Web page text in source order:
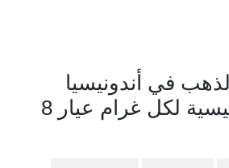
في أندونيسيا
بالروبية الاندونيسية لكل غرام عيار 8